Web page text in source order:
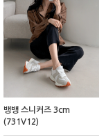
뱅뱅 스니커즈 3cm
(731V12)